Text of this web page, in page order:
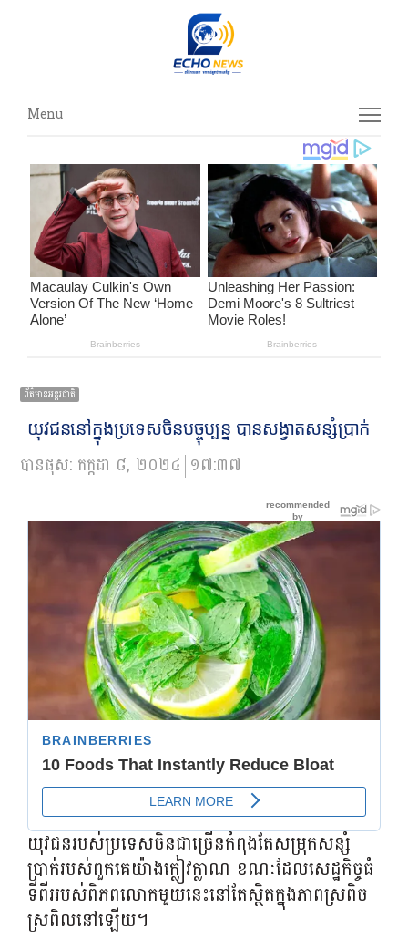
Menu
Menu
ព័ត៌មានអន្ដរជាតិ
យុវជននៅក្នុងប្រទេសចិនបច្ចុប្បន្ន បានសង្វាតសន្សំប្រាក់
បានផុស: កក្កដា ៨, ២០២៤ ១៧:៣៧
យុវជនរបស់ប្រទេសចិនជាច្រើនកំពុងតែសម្រុកសន្សំ
ប្រាក់របស់ពួកគេយ៉ាងក្លៀវក្លាណ ខណៈដែលសេដ្ឋកិច្ចធំ
ទីពីររបស់ពិភពលោកមួយនេះនៅតែស្ថិតក្នុងភាពស្រពិច
ស្រពិលនៅឡើយ។